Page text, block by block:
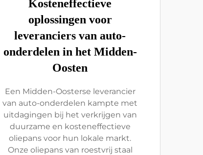
Kosteneffectieve
oplossingen voor
leveranciers van auto-
onderdelen in het Midden-
Oosten
Een Midden-Oosterse leverancier
van auto-onderdelen kampte met
uitdagingen bij het verkrijgen van
duurzame en kosteneffectieve
oliepans voor hun lokale markt.
Onze oliepans van roestvrij staal